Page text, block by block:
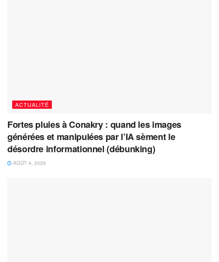
ACTUALITÉ
Fortes pluies à Conakry : quand les images
générées et manipulées par l’IA sèment le
désordre informationnel (débunking)
AOÛT 4, 2026